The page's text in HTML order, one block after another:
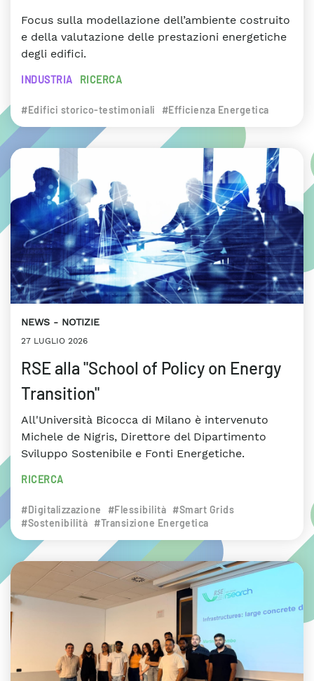
Focus sulla modellazione dell’ambiente costruito
e della valutazione delle prestazioni energetiche
degli edifici.
INDUSTRIA RICERCA
#Edifici storico-testimoniali #Efficienza Energetica
NEWS NOTIZIE
27 LUGLIO 2026
RSE alla "School of Policy on Energy
Transition"
All'Università Bicocca di Milano è intervenuto
Michele de Nigris, Direttore del Dipartimento
Sviluppo Sostenibile e Fonti Energetiche.
RICERCA
#Digitalizzazione #Flessibilità #Smart Grids
#Sostenibilità #Transizione Energetica